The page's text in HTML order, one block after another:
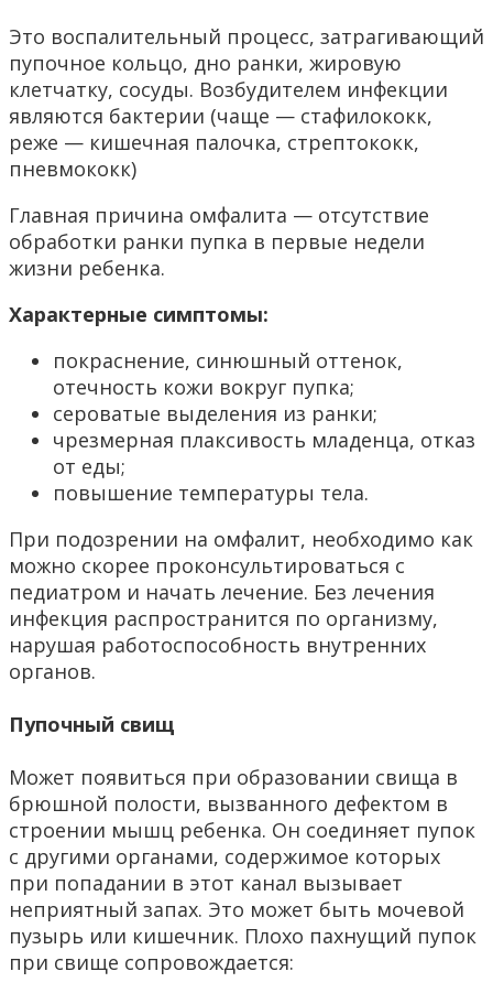
Это воспалительный процесс, затрагивающий
пупочное кольцо, дно ранки, жировую
клетчатку, сосуды. Возбудителем инфекции
являются бактерии (чаще — стафилококк,
реже — кишечная палочка, стрептококк,
пневмококк)
Главная причина омфалита — отсутствие
обработки ранки пупка в первые недели
жизни ребенка.
Характерные симптомы:
покраснение, синюшный оттенок,
отечность кожи вокруг пупка;
сероватые выделения из ранки;
чрезмерная плаксивость младенца, отказ
от еды;
повышение температуры тела.
При подозрении на омфалит, необходимо как
можно скорее проконсультироваться с
педиатром и начать лечение. Без лечения
инфекция распространится по организму,
нарушая работоспособность внутренних
органов.
Пупочный свищ
Может появиться при образовании свища в
брюшной полости, вызванного дефектом в
строении мышц ребенка. Он соединяет пупок
с другими органами, содержимое которых
при попадании в этот канал вызывает
неприятный запах. Это может быть мочевой
пузырь или кишечник. Плохо пахнущий пупок
при свище сопровождается: